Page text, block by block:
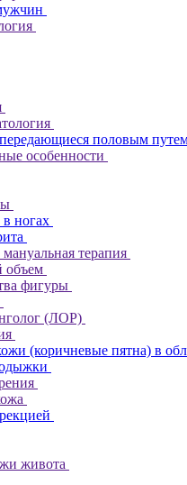
половым
особенности
ногах
терапия
объем
фигуры
(ЛОР)
(коричневые пятна) в
живота